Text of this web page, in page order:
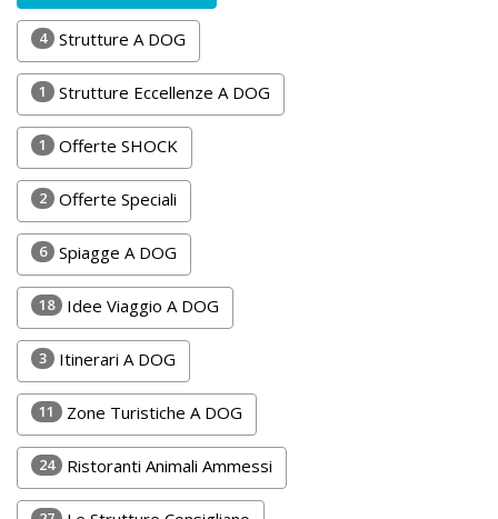
Lavora
con
Noi
Inserisci
Attività
Accedi
Registrati
4 Strutture A DOG
1 Strutture Eccellenze A DOG
1 Offerte SHOCK
2 Offerte Speciali
6 Spiagge A DOG
18 Idee Viaggio A DOG
3 Itinerari A DOG
11 Zone Turistiche A DOG
24 Ristoranti Animali Ammessi